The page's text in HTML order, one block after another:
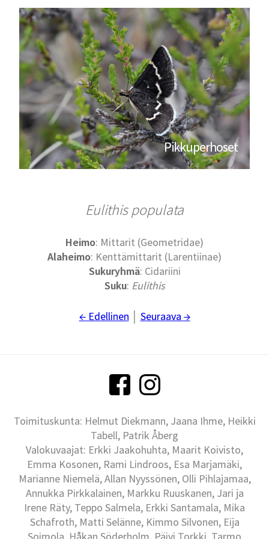
Pikkuperhoset
Eulithis populata
Heimo: Mittarit (Geometridae)
Alaheimo: Kenttämittarit (Larentiinae)
Sukuryhmä: Cidariini
Suku: Eulithis
← Edellinen Seuraava →
Toimituskunta: Helmut Diekmann, Jaana Ihme, Heikki
Tabell, Patrik Åberg
Valokuvaajat: Erkki Jaakohuhta, Maarit Koivisto,
Emma Kosonen, Rami Lindroos, Esa Marjamäki,
Marianne Niemelä, Allan Nyyssönen, Olli Pihlajamaa,
Annukka Pirkkalainen, Markku Ruuskanen, Jari ja
Irene Räty, Teppo Salmela, Erkki Santamala, Mika
Schafroth, Matti Selänne, Kimmo Silvonen, Eija